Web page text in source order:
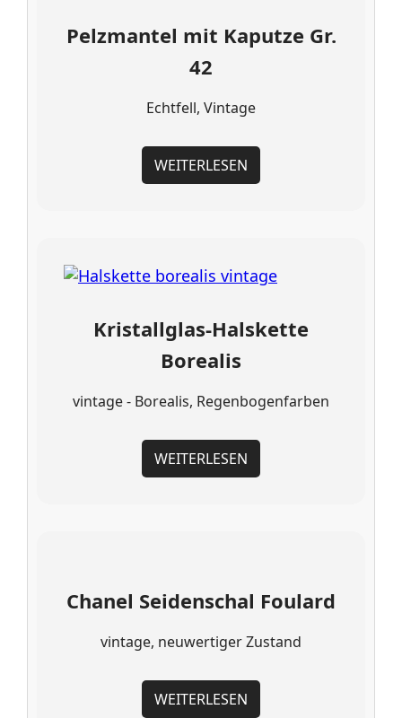
Pelzmantel mit Kaputze Gr.
42
Echtfell, Vintage
WEITERLESEN
Kristallglas-Halskette
Borealis
vintage - Borealis, Regenbogenfarben
WEITERLESEN
Chanel Seidenschal Foulard
vintage, neuwertiger Zustand
WEITERLESEN